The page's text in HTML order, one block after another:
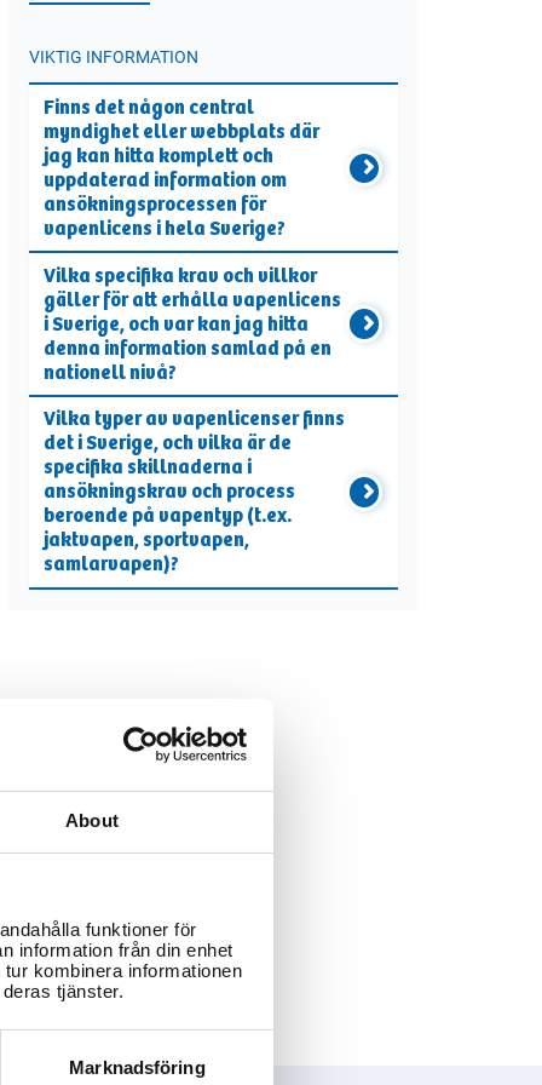
About
funktioner för
information från din enhet
kombinera informationen
tjänster.
Marknadsföring
VIKTIG INFORMATION
Finns det någon central
myndighet eller webbplats där
jag kan hitta komplett och
uppdaterad information om
ansökningsprocessen för
vapenlicens i hela Sverige?
Vilka specifika krav och villkor
gäller för att erhålla vapenlicens
i Sverige, och var kan jag hitta
denna information samlad på en
nationell nivå?
Vilka typer av vapenlicenser finns
det i Sverige, och vilka är de
specifika skillnaderna i
ansökningskrav och process
beroende på vapentyp (t.ex.
jaktvapen, sportvapen,
samlarvapen)?